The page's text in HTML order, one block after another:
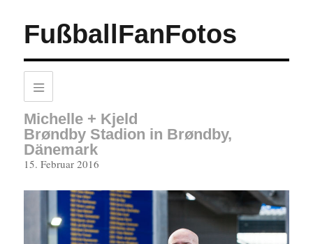
FußballFanFotos
Michelle + Kjeld
Brøndby Stadion in Brøndby,
Dänemark
Veröffentlicht
15. Februar 2016